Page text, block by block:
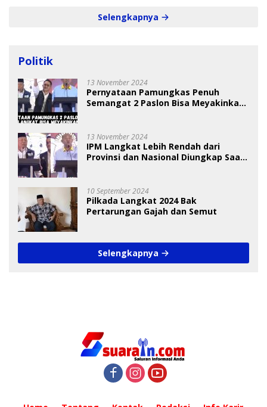
Selengkapnya
Politik
13 November 2024
Pernyataan Pamungkas Penuh
Semangat 2 Paslon Bisa Meyakinkan
13 November 2024
IPM Langkat Lebih Rendah dari
Provinsi dan Nasional Diungkap Saat
10 September 2024
Pilkada Langkat 2024 Bak
Pertarungan Gajah dan Semut
Selengkapnya